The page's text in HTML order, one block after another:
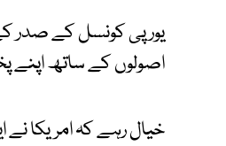
یورپی کونسل کے صدر کے
اصولوں کے ساتھ اپنے
خیال رہے کہ امریکا نے